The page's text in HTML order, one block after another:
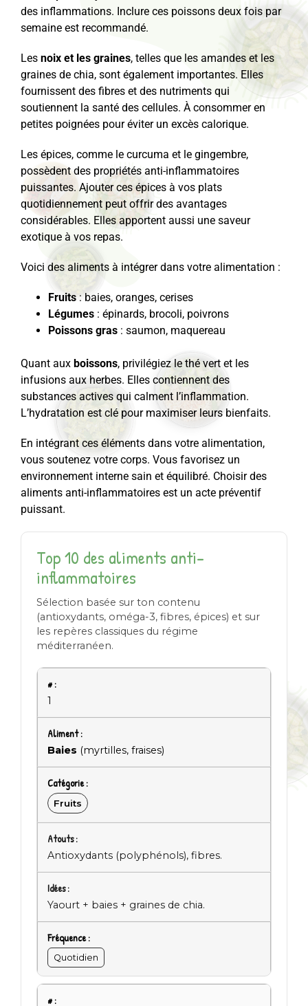
des inflammations. Inclure ces poissons deux fois par
semaine est recommandé.
Les noix et les graines, telles que les amandes et les
graines de chia, sont également importantes. Elles
fournissent des fibres et des nutriments qui
soutiennent la santé des cellules. À consommer en
petites poignées pour éviter un excès calorique.
Les épices, comme le curcuma et le gingembre,
possèdent des propriétés anti-inflammatoires
puissantes. Ajouter ces épices à vos plats
quotidiennement peut offrir des avantages
considérables. Elles apportent aussi une saveur
exotique à vos repas.
Voici des aliments à intégrer dans votre alimentation :
Fruits: baies, oranges, cerises
Légumes : épinards, brocoli, poivrons
Poissons gras : saumon, maquereau
Quant aux boissons, privilégiez le thé vert et les
infusions aux herbes. Elles contiennent des
substances actives qui calment l’inflammation.
L’hydratation est clé pour maximiser leurs bienfaits.
En intégrant ces éléments dans votre alimentation,
vous soutenez votre corps. Vous favorisez un
environnement interne sain et équilibré. Choisir des
aliments anti-inflammatoires est un acte préventif
puissant.
Top 10 des aliments anti-
inflammatoires
Sélection basée sur ton contenu
(antioxydants, oméga-3, fibres, épices) et sur
les repères classiques du régime
méditerranéen.
1
Baies (myrtilles, fraises)
Fruits
Antioxydants (polyphénols), fibres.
Yaourt + baies + graines de chia.
Quotidien